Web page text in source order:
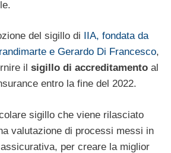
del sigillo di IIA, fondata da
e Gerardo Di Francesco,
il sigillo di accreditamento al
entro la fine del 2022.
sigillo che viene rilasciato
valutazione di processi messi in
assicurativa, per creare la miglior